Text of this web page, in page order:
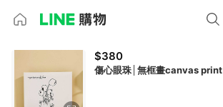
$380
傷心眼珠│無框畫canvas print